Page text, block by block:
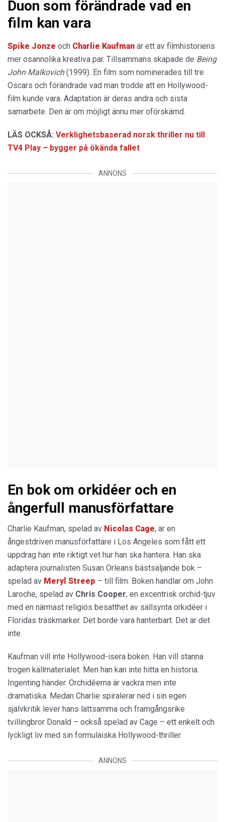
Duon som förändrade vad en
film kan vara
Spike Jonze och Charlie Kaufman är ett av filmhistoriens
mer osannolika kreativa par. Tillsammans skapade de Being
John Malkovich(1999). En film som nominerades till tre
Oscars och förändrade vad man trodde att en Hollywood-
film kunde vara. Adaptation är deras andra och sista
samarbete. Den är om möjligt ännu mer oförskämd.
LÄS OCKSÅ: Verklighetsbaserad norsk thriller nu till
TV4 Play – bygger på ökända fallet
ANNONS
En bok om orkidéer och en
ångerfull manusförfattare
Charlie Kaufman, spelad av Nicolas Cage, är en
ångestdriven manusförfattare i Los Angeles som fått ett
uppdrag han inte riktigt vet hur han ska hantera. Han ska
adaptera journalisten Susan Orleans bästsäljande bok –
spelad av Meryl Streep – till film. Boken handlar om John
Laroche, spelad av Chris Cooper, en excentrisk orchid-tjuv
med en närmast religiös besatthet av sällsynta orkidéer i
Floridas träskmarker. Det borde vara hanterbart. Det är det
inte.
Kaufman vill inte Hollywood-isera boken. Han vill stanna
trogen källmaterialet. Men han kan inte hitta en historia.
Ingenting händer. Orchidéerna är vackra men inte
dramatiska. Medan Charlie spiralerar ned i sin egen
självkritik lever hans lättsamma och framgångsrike
tvillingbror Donald – också spelad av Cage – ett enkelt och
lyckligt liv med sin formulaiska Hollywood-thriller.
ANNONS